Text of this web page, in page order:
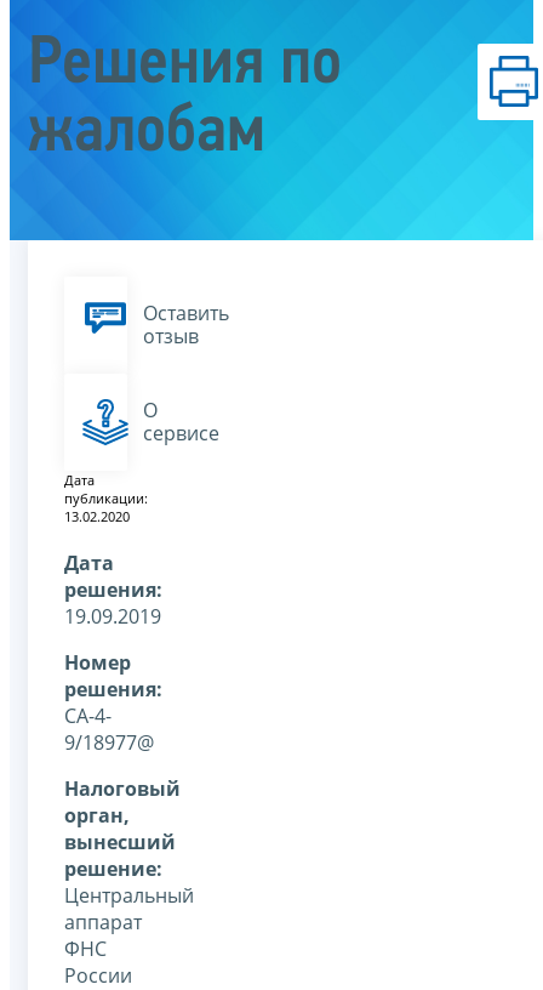
Решения по
жалобам
Оставить
отзыв
О
сервисе
Дата
публикации:
13.02.2020
Дата
решения:
19.09.2019
Номер
решения:
СА-4-
9/18977@
Налоговый
орган,
вынесший
решение:
Центральный
аппарат
ФНС
России